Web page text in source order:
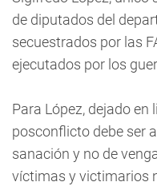
de diputados del
secuestrados por las
ejecutados por los
Para López, dejado en
posconflicto debe ser
sanación y no de
víctimas y victimarios